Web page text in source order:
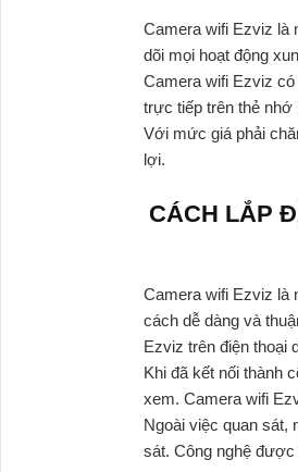
Camera wifi Ezviz là
dõi mọi hoạt động
Camera wifi Ezviz
trực tiếp trên thẻ nhớ
Với mức giá phải
lợi.
CÁCH LẮP
Camera wifi Ezviz là
cách dễ dàng và
Ezviz trên điện thoại
Khi đã kết nối thành
xem. Camera wifi
Ngoài việc quan sát,
sát. Công nghệ